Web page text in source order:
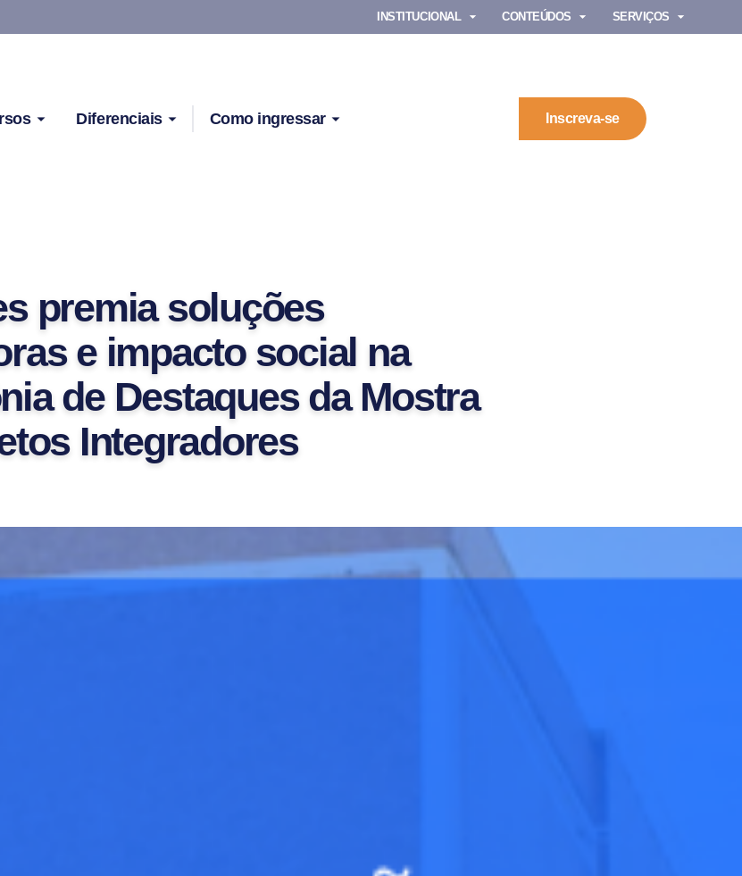
INSTITUCIONAL CONTEÚDOS SERVIÇOS
Diferenciais Como ingressar Inscreva-se
premia soluções
e impacto social na
de Destaques da Mostra
Integradores